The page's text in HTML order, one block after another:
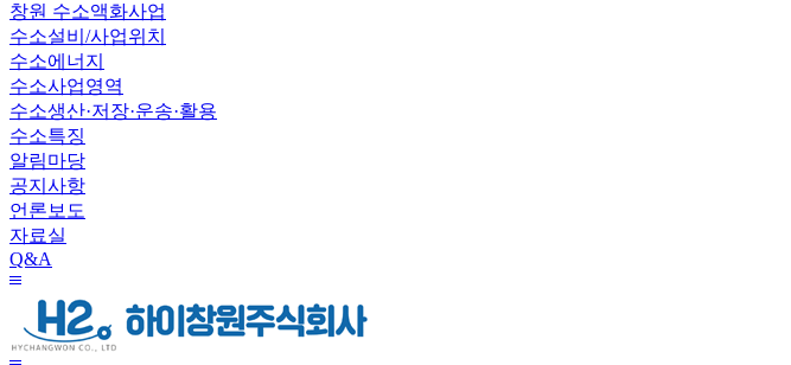
창원 수소액화사업
수소설비/사업위치
수소에너지
수소사업영역
수소생산·저장·운송·활용
수소특징
알림마당
공지사항
언론보도
자료실
Q&A
전
체
메
뉴
이